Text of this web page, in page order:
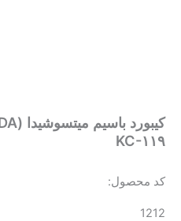
KC-۱۱۹
کد محصول:
1212